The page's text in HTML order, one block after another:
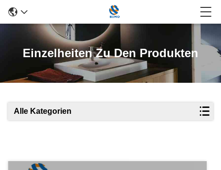
Einzelheiten Zu Den Produkten
Alle Kategorien